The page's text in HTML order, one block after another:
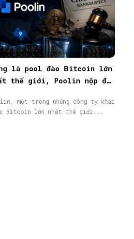
là pool đào Bitcoin lớn
thế giới, Poolin nộp đơn
một trong những công ty khai
Bitcoin lớn nhất thế giới...